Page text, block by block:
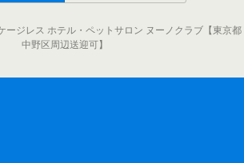
ージレス ホテル・ペットサロン ヌーノクラブ【東京都
中野区周辺送迎可】